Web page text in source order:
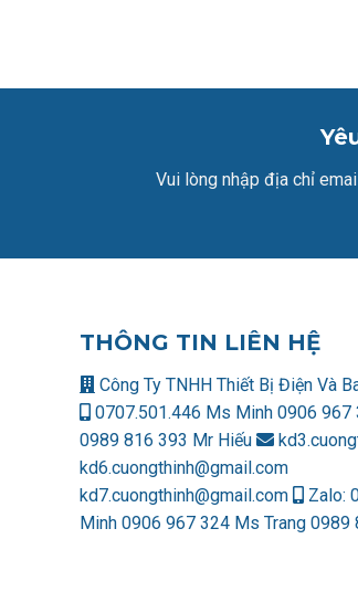
Vui lòng nhập địa chỉ
THÔNG TIN LIÊN HỆ
Công Ty TNHH Thiết Bị Điện Và
0707.501.446 Ms Minh 0906 967
0989 816 393 Mr Hiếu
kd6.cuongthinh@gmail.com
kd7.cuongthinh@gmail.com
Zalo:
Minh 0906 967 324 Ms Trang 0989